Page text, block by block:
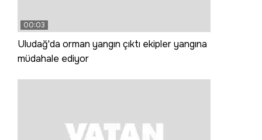
00:03
Uludağ'da orman yangın çıktı ekipler yangına
müdahale ediyor